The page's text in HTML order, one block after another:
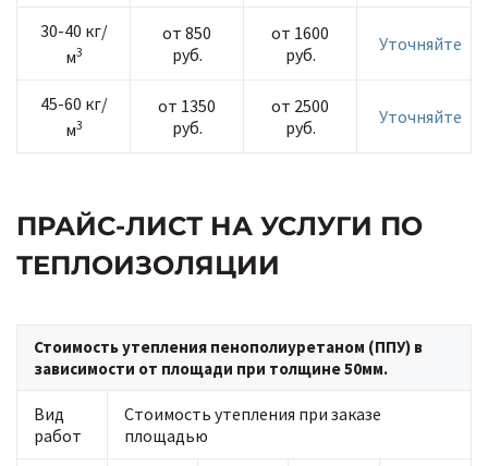
30-40 кг/
м3
от 850
руб.
от 1600
руб.
Уточняйте
45-60 кг/
м3
от 1350
руб.
от 2500
руб.
Уточняйте
ПРАЙС-ЛИСТ НА УСЛУГИ ПО
ТЕПЛОИЗОЛЯЦИИ
Стоимость утепления пенополиуретаном (ППУ) в
зависимости от площади при толщине 50мм.
Вид
работ
Стоимость утепления при заказе
площадью